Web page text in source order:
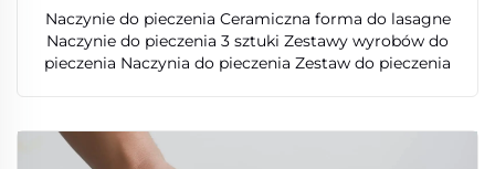
Naczynie do pieczenia Ceramiczna forma do lasagne
Naczynie do pieczenia 3 sztuki Zestawy wyrobów do
pieczenia Naczynia do pieczenia Zestaw do pieczenia